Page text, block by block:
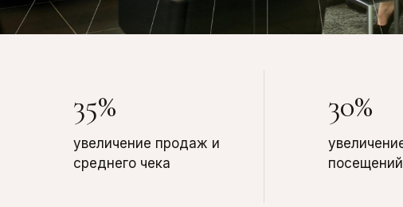
35%
увеличение продаж и
среднего чека
30%
посещений